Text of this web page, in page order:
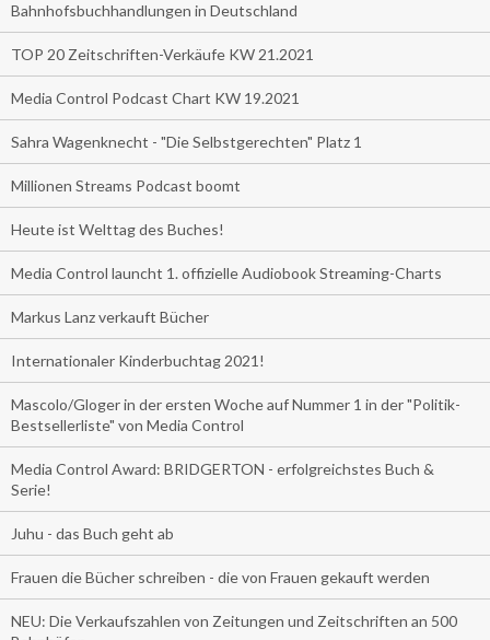
Bahnhofsbuchhandlungen in Deutschland
TOP 20 Zeitschriften-Verkäufe KW 21.2021
Media Control Podcast Chart KW 19.2021
Sahra Wagenknecht - "Die Selbstgerechten" Platz 1
Millionen Streams Podcast boomt
Heute ist Welttag des Buches!
Media Control launcht 1. offizielle Audiobook Streaming-Charts
Markus Lanz verkauft Bücher
Internationaler Kinderbuchtag 2021!
Mascolo/Gloger in der ersten Woche auf Nummer 1 in der "Politik-
Bestsellerliste" von Media Control
Media Control Award: BRIDGERTON - erfolgreichstes Buch &
Serie!
Juhu - das Buch geht ab
Frauen die Bücher schreiben - die von Frauen gekauft werden
NEU: Die Verkaufszahlen von Zeitungen und Zeitschriften an 500